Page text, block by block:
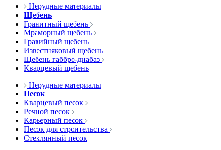
Нерудные материалы
Щебень
Гранитный щебень
Мраморный щебень
Гравийный щебень
Известняковый щебень
Щебень габбро-диабаз
Кварцевый щебень
Нерудные материалы
Песок
Кварцевый песок
Речной песок
Карьерный песок
Песок для строительства
Стеклянный песок